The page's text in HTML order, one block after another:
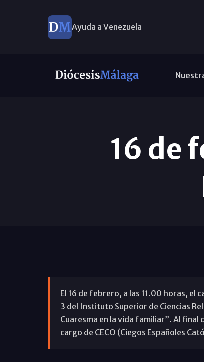
Ayuda a Venezuela
16 de
El 16 de febrero, a las 11.00 horas, el
3 del Instituto Superior de Ciencias
Cuaresma en la vida familiar”. Al final
cargo de CECO (Ciegos Españoles